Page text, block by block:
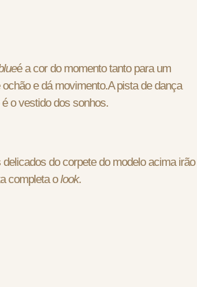
é a cor do momento tanto para um
ochão e dá movimento.A pista de dança
o vestido dos sonhos.
do corpete do modelo acima irão
completa olook.